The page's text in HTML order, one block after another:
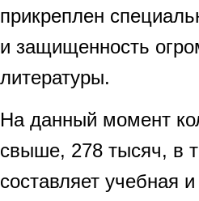
прикреплен
и защищенность
литературы.
На данный момент
свыше, 278 тысяч, в
составляет учебная